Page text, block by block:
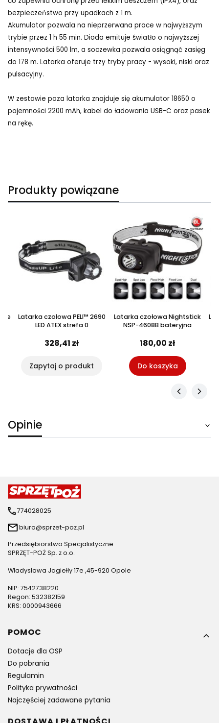
bezpieczeństwo przy upadkach z 1 m.
Akumulator pozwala na nieprzerwana prace w najwyższym
trybie przez 1 h 55 min. Dioda emituje światło o najwyższej
intensywności 500 lm, a soczewka pozwala osiągnąć zasięg
do 178 m. Latarka oferuje trzy tryby pracy - wysoki, niski oraz
pulsacyjny.
W zestawie poza latarka znajduje się akumulator 18650 o
pojemności 2200 mAh, kabel do ładowania USB-C oraz pasek
na rękę.
Produkty powiązane
Latarka czołowa PELI™ 2690
LED ATEX strefa 0
328,41 zł
Zapytaj o produkt
Latarka czołowa Nightstick
NSP-4608B bateryjna
180,00 zł
Do koszyka
Opinie
774028025
biuro@sprzet-poz.pl
Przedsiębiorstwo Specjalistyczne
SPRZĘT-POŻ Sp. z o.o.
Władysława Jagiełły 17e ,45-920 Opole
NIP: 7542738220
Regon: 532382159
KRS: 0000943666
Linki w stopce
POMOC
Dotacje dla OSP
Do pobrania
Regulamin
Polityka prywatności
Najczęściej zadawane pytania